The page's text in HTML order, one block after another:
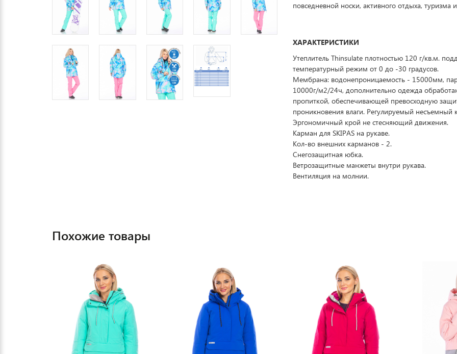
повседневной носки, активного отдыха, туризма
ХАРАКТЕРИСТИКИ
Утеплитель Thinsulate плотностью 120 г/кв.м.
температурный режим от 0 до -30 градусов.
Мембрана: водонепроницаемость - 15000мм,
10000г/м2/24ч, дополнительно одежда
пропиткой, обеспечивающей превосходную
проникновения влаги. Регулируемый
Эргономичный крой не стесняющий движения.
Карман для SKIPAS на рукаве.
Кол-во внешних карманов - 2.
Снегозащитная юбка.
Ветрозащитные манжеты внутри рукава.
Вентиляция на молнии.
Похожие товары